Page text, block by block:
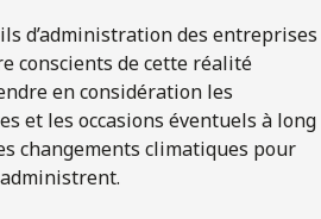
d’administration des entreprises
conscients de cette réalité
en considération les
et les occasions éventuels à long
changements climatiques pour